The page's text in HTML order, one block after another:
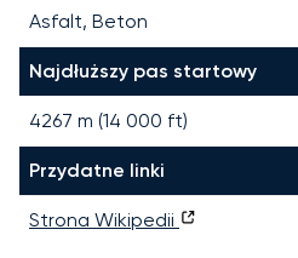
Asfalt, Beton
Najdłuższy pas startowy
4267 m (14 000 ft)
Przydatne linki
Strona Wikipedii